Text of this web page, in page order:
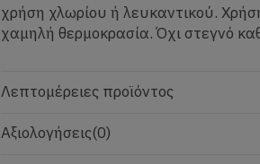
χρήση χλωρίου ή λευκαντικού.
χαμηλή θερμοκρασία. Όχι στεγνό
Λεπτομέρειες προϊόντος
Αξιολογήσεις(0)